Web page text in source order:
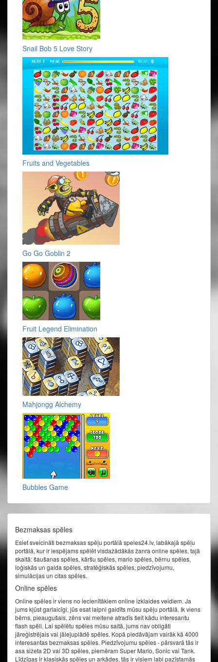
Snail Bob 5 Love Story
Fruits and Vegetables
Go Go Goblin 2
Fruit Legend Elimination
Mahjongg Alchemy
Bubbles Game
Bezmaksas spēles
Esiet sveicināti bezmaksas spēļu portālā speles24.lv, labākajā spēļu
portālā, kur ir iespējams spēlēt visdažādākās žanra online spēles, tajā
skaitā: šaušanas spēles, kāršu spēles, mario spēles, bērnu spēles,
loģiskās un galda spēles, stratēģiskās spēles, piedzīvojumu,
simulācijas un citas spēles.
Online spēles
Online spēles ir viens no iecienītākiem online izklaides veidiem. Ja
jums kļūst garlaicīgi, jūs esat laipni gaidīts mūsu spēļu portālā. Ik viens
bērns, pieaugušais, zēns vai meitene atradīs šeit kādu interesantu
flash spēli. Lai spēlētu spēles mūsu saitā, jums nav obligāti
jāreģistrējais vai jālejuplādē spēles. Kopā piedāvājam vairāk kā 4000
interesantas bezmaksas spēles. Piedzīvojumu spēles - pārsvarā tās ir
asa sižeta 2D vai 3D spēles, piemēram Super Mario, Sonic vai Tank.
Līdzīgas ir klasiskās spēles un arkādes, tās ir visiem labi pazīstamās